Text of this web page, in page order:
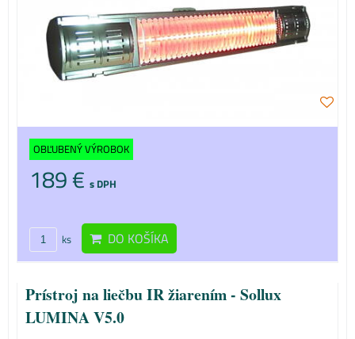
OBĽUBENÝ VÝROBOK
189 € s DPH
ks DO KOŠÍKA
Prístroj na liečbu IR žiarením - Sollux
LUMINA V5.0